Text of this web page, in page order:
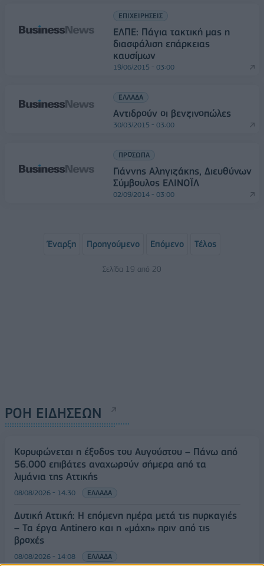
ΕΠΙΧΕΙΡΗΣΕΙΣ
ΕΛΠΕ: Πάγια τακτική μας η
διασφάλιση επάρκειας
καυσίμων
19/06/2015 - 03:00
ΕΛΛΑΔΑ
Αντιδρούν οι βενζινοπώλες
30/03/2015 - 03:00
ΠΡΟΣΩΠΑ
Γιάννης Αληγιζάκης, Διευθύνων
Σύμβουλος ΕΛΙΝΟΪΛ
02/09/2014 - 03:00
Έναρξη Προηγούμενο Επόμενο Τέλος
Σελίδα 19 από 20
ΡΟΗ ΕΙΔΗΣΕΩΝ
Κορυφώνεται η έξοδος του Αυγούστου – Πάνω από
56.000 επιβάτες αναχωρούν σήμερα από τα
λιμάνια της Αττικής
08/08/2026 - 14:30 ΕΛΛΑΔΑ
Δυτική Αττική: Η επόμενη ημέρα μετά τις πυρκαγιές
– Τα έργα Antinero και η «μάχη» πριν από τις
βροχές
08/08/2026 - 14:08 ΕΛΛΑΔΑ